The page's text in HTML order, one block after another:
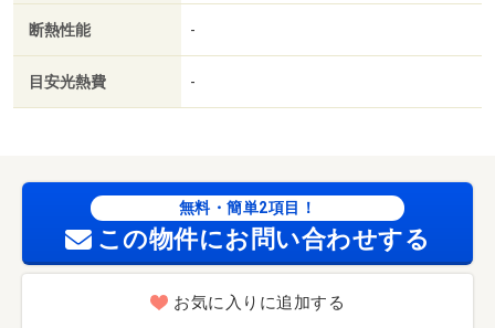
断熱性能 -
目安光熱費 -
無料・簡単2項目！
この物件にお問い合わせする
お気に入りに追加する